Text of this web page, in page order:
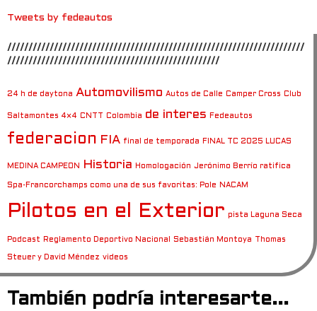
Tweets by fedeautos
//////////////////////////////////////////////////////////////////////
//////////////////////////////////////////////////
24 h de daytona Automovilismo Autos de Calle Camper Cross Club
Saltamontes 4×4 CNTT Colombia de interes Fedeautos
federacion FIA final de temporada FINAL TC 2025 LUCAS
MEDINA CAMPEON Historia Homologación Jerónimo Berrío ratifica
Spa-Francorchamps como una de sus favoritas: Pole NACAM
Pilotos en el Exterior pista Laguna Seca
Podcast Reglamento Deportivo Nacional Sebastián Montoya Thomas
Steuer y David Méndez videos
También podría interesarte...